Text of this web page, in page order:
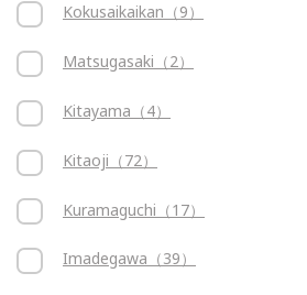
Kokusaikaikan（9）
Matsugasaki（2）
Kitayama（4）
Kitaoji（72）
Kuramaguchi（17）
Imadegawa（39）